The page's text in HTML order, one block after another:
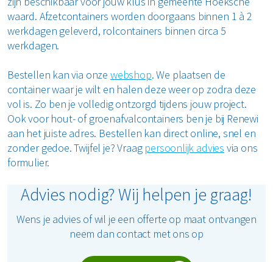
waard. Afzetcontainers worden doorgaans binnen 1 à 2
werkdagen geleverd, rolcontainers binnen circa 5
werkdagen.
Bestellen kan via onze webshop. We plaatsen de
container waar je wilt en halen deze weer op zodra deze
vol is. Zo ben je volledig ontzorgd tijdens jouw project.
Ook voor hout- of groenafvalcontainers ben je bij Renewi
aan het juiste adres. Bestellen kan direct online, snel en
zonder gedoe. Twijfel je? Vraag persoonlijk advies via ons
formulier.
Advies nodig? Wij helpen je graag!
Wens je advies of wil je een offerte op maat ontvangen
neem dan contact met ons op